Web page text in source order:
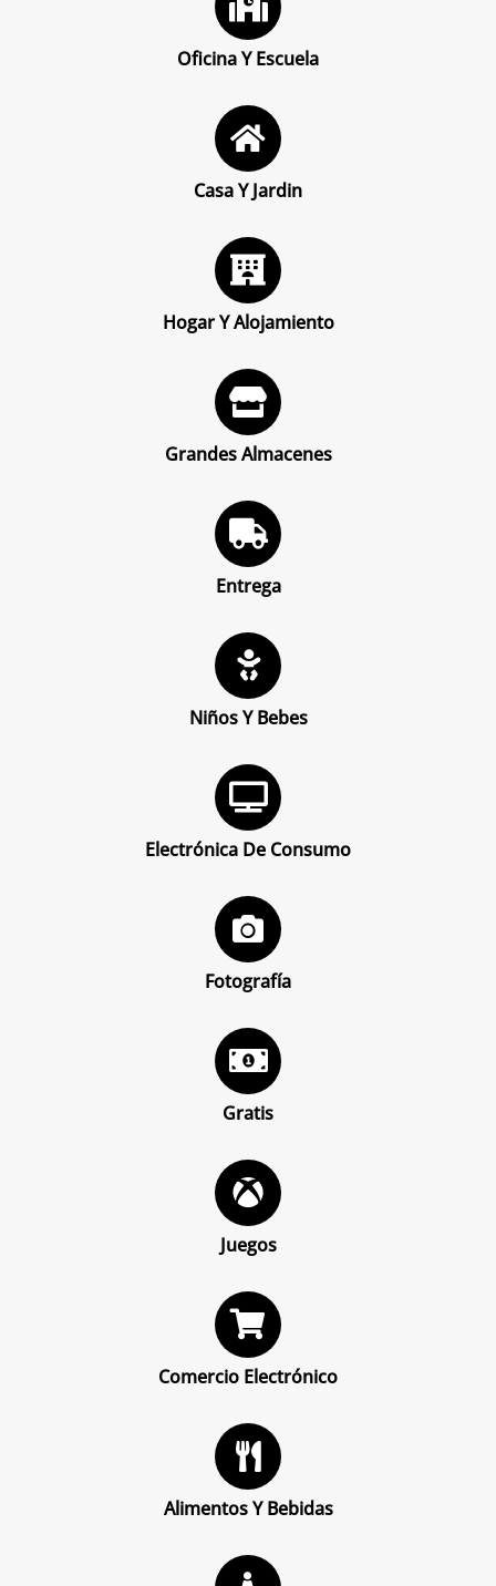
Oficina Y Escuela
Casa Y Jardin
Hogar Y Alojamiento
Grandes Almacenes
Entrega
Niños Y Bebes
Electrónica De Consumo
Fotografía
Gratis
Juegos
Comercio Electrónico
Alimentos Y Bebidas